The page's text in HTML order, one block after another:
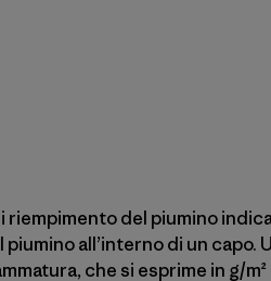
riempimento del piumino
all’interno di un capo.
che si esprime in g/m²